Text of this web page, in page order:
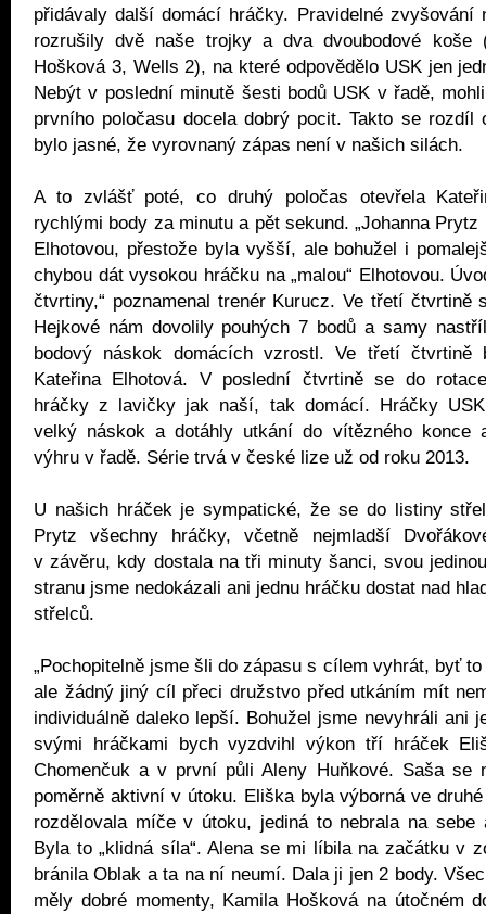
přidávaly další domácí hráčky. Pravidelné zvyšování
rozrušily dvě naše trojky a dva dvoubodové koše
Hošková 3, Wells 2), na které odpovědělo USK jen
Nebýt v poslední minutě šesti bodů USK v řadě,
prvního poločasu docela dobrý pocit. Takto se rozdíl
bylo jasné, že vyrovnaný zápas není v našich silách.
A to zvlášť poté, co druhý poločas otevřela
rychlými body za minutu a pět sekund. „Johanna
Elhotovou, přestože byla vyšší, ale bohužel i
chybou dát vysokou hráčku na „malou“ Elhotovou.
čtvrtiny,“ poznamenal trenér Kurucz. Ve třetí čtvrtině
Hejkové nám dovolily pouhých 7 bodů a samy
bodový náskok domácích vzrostl. Ve třetí čtvrtině
Kateřina Elhotová. V poslední čtvrtině se do
hráčky z lavičky jak naší, tak domácí. Hráčky
velký náskok a dotáhly utkání do vítězného konce
výhru v řadě. Série trvá v české lize už od roku 2013.
U našich hráček je sympatické, že se do listiny
Prytz všechny hráčky, včetně nejmladší
v závěru, kdy dostala na tři minuty šanci, svou
stranu jsme nedokázali ani jednu hráčku dostat nad
střelců.
„Pochopitelně jsme šli do zápasu s cílem vyhrát, byť
ale žádný jiný cíl přeci družstvo před utkáním mít
individuálně daleko lepší. Bohužel jsme nevyhráli ani
svými hráčkami bych vyzdvihl výkon tří hráček
Chomenčuk a v první půli Aleny Huňkové. Saša se
poměrně aktivní v útoku. Eliška byla výborná ve
rozdělovala míče v útoku, jediná to nebrala na sebe
Byla to „klidná síla“. Alena se mi líbila na začátku v
bránila Oblak a ta na ní neumí. Dala ji jen 2 body.
měly dobré momenty, Kamila Hošková na útočném